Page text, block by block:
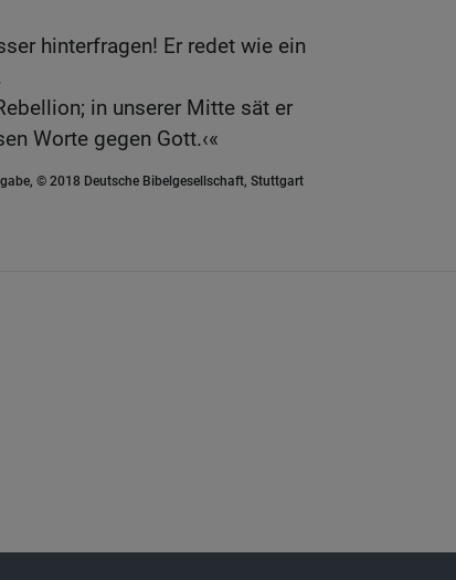
hinterfragen! Er redet wie ein
in unserer Mitte sät er
Worte gegen Gott.‹«
© 2018 Deutsche Bibelgesellschaft, Stuttgart